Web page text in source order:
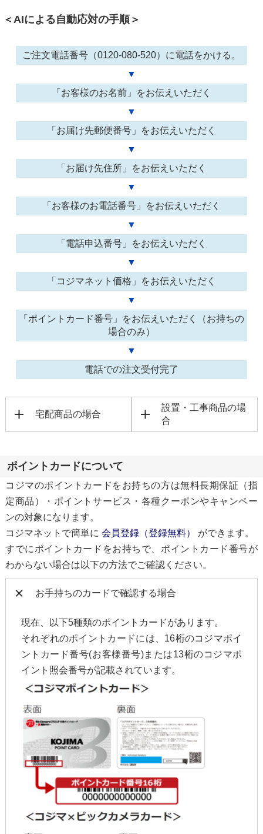
＜AIによる自動応対の手順＞
ご注文電話番号（0120-080-520）に電話をかける。
▼
「お客様のお名前」をお伝えいただく
▼
「お届け先郵便番号」をお伝えいただく
▼
「お届け先住所」をお伝えいただく
▼
「お客様のお電話番号」をお伝えいただく
▼
「電話申込番号」をお伝えいただく
▼
「コジマネット価格」をお伝えいただく
▼
「ポイントカード番号」をお伝えいただく（お持ちの
場合のみ）
▼
電話での注文受付完了
宅配商品の場合
設置・工事商品の場
合
ポイントカードについて
コジマのポイントカードをお持ちの方は無料長期保証（指
定商品）・ポイントサービス・各種クーポンやキャンペー
ンの対象になります。
コジマネットで簡単に 会員登録（登録無料） ができます。
すでにポイントカードをお持ちで、ポイントカード番号が
わからない場合は以下の方法でご確認ください。
お手持ちのカードで確認する場合
現在、以下5種類のポイントカードがあります。
それぞれのポイントカードには、16桁のコジマポイ
ントカード番号(お客様番号)または13桁のコジマポ
イント照会番号が記載されています。